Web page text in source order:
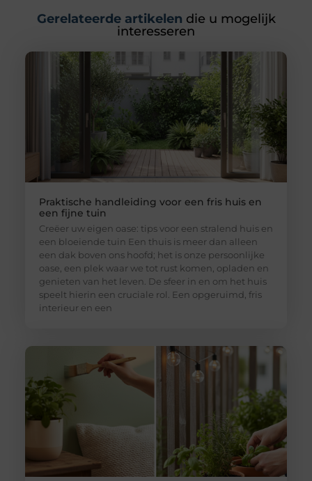
Gerelateerde artikelen die u mogelijk
interesseren
Praktische handleiding voor een fris huis en
een fijne tuin
Creëer uw eigen oase: tips voor een stralend huis en
een bloeiende tuin Een thuis is meer dan alleen
een dak boven ons hoofd; het is onze persoonlijke
oase, een plek waar we tot rust komen, opladen en
genieten van het leven. De sfeer in en om het huis
speelt hierin een cruciale rol. Een opgeruimd, fris
interieur en een